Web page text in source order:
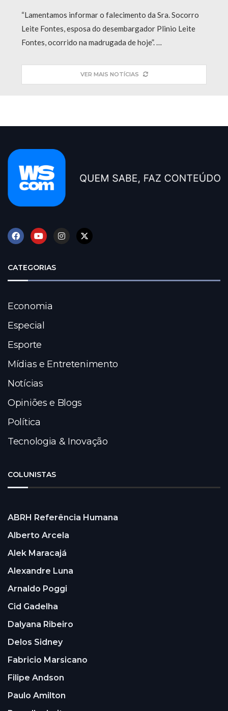
“Lamentamos informar o falecimento da Sra. Socorro
Leite Fontes, esposa do desembargador Plinio Leite
Fontes, ocorrido na madrugada de hoje”. …
VER MAIS NOTÍCIAS
CATEGORIAS
Economia
Especial
Esporte
Mídias e Entretenimento
Notícias
Opiniões e Blogs
Política
Tecnologia & Inovação
COLUNISTAS
ABRH Referência Humana
Alberto Arcela
Alek Maracajá
Alexandre Luna
Arnaldo Poggi
Cid Gadelha
Dalyana Ribeiro
Delos Sidney
Fabricio Marsicano
Filipe Andson
Paulo Amilton